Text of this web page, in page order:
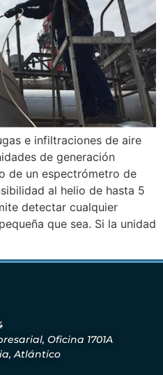
e infiltraciones de aire
de generación
de un espectrómetro de
al helio de hasta 5
detectar cualquier
que sea. Si la unidad
Oficina 1701A
Atlántico